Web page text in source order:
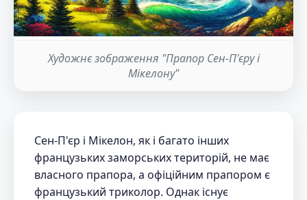
Художнє зображення "Прапор Сен-П'єру і
Мікелону"
Сен-П'єр і Мікелон, як і багато інших
французьких заморських територій, не має
власного прапора, а офіційним прапором є
французький триколор. Однак існує